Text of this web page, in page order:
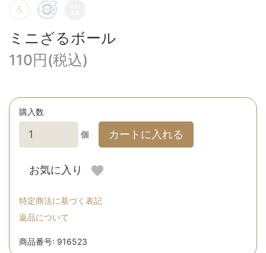
ミニざるボール
110円(税込)
購入数
個 カートに入れる
お気に入り
特定商法に基づく表記
返品について
商品番号: 916523